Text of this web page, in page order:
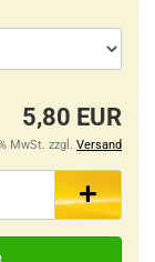
5,80 EUR
MwSt. zzgl. Versand